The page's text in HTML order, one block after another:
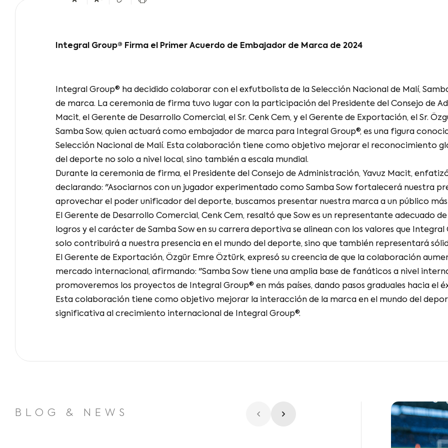
Integral Group® Firma el Primer Acuerdo de Embajador de Marca de 2024
Integral Group® ha decidido colaborar con el exfutbolista de la Selección Nacional de Malí,
de marca. La ceremonia de firma tuvo lugar con la participación del Presidente del Consejo de
Macit, el Gerente de Desarrollo Comercial, el Sr. Cenk Cem, y el Gerente de Exportación, el Sr.
Samba Sow, quien actuará como embajador de marca para Integral Group®, es una figura
Selección Nacional de Malí. Esta colaboración tiene como objetivo mejorar el reconocimiento
del deporte no solo a nivel local, sino también a escala mundial.
Durante la ceremonia de firma, el Presidente del Consejo de Administración, Yavuz Macit,
declarando: "Asociarnos con un jugador experimentado como Samba Sow fortalecerá nuestra
aprovechar el poder unificador del deporte, buscamos presentar nuestra marca a un público
El Gerente de Desarrollo Comercial, Cenk Cem, resaltó que Sow es un representante adecuado
logros y el carácter de Samba Sow en su carrera deportiva se alinean con los valores que
solo contribuirá a nuestra presencia en el mundo del deporte, sino que también representará
El Gerente de Exportación, Özgür Emre Öztürk, expresó su creencia de que la colaboración
mercado internacional, afirmando: "Samba Sow tiene una amplia base de fanáticos a nivel
promoveremos los proyectos de Integral Group® en más países, dando pasos graduales hacia el
Esta colaboración tiene como objetivo mejorar la interacción de la marca en el mundo del
significativa al crecimiento internacional de Integral Group®.
BLOG & NEWS